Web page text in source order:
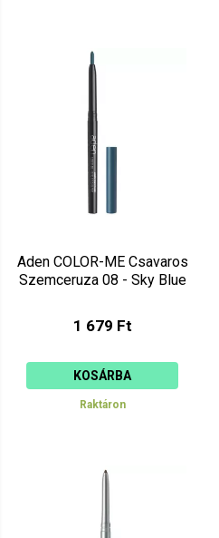
Aden COLOR-ME Csavaros
Szemceruza 08 - Sky Blue
1 679 Ft
KOSÁRBA
Raktáron